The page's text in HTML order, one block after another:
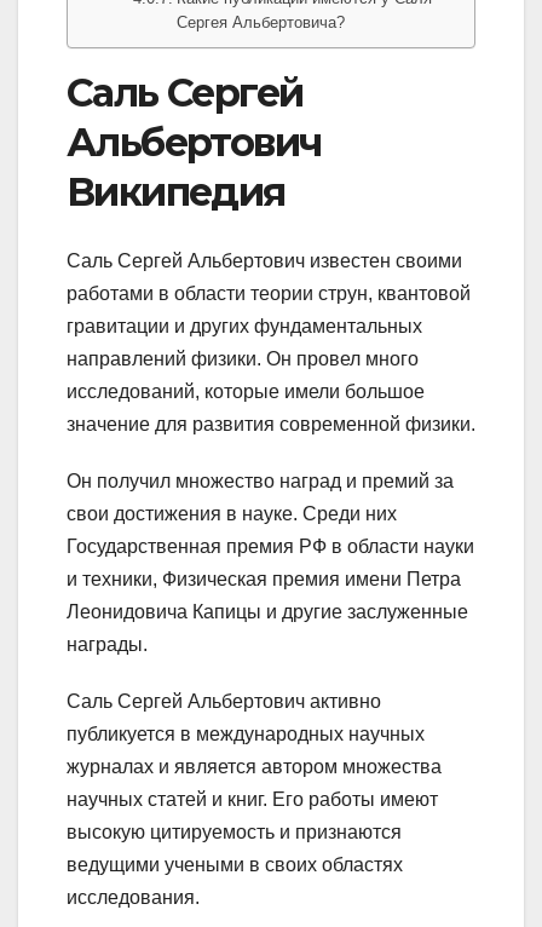
Сергея Альбертовича?
Саль Сергей
Альбертович
Википедия
Саль Сергей Альбертович известен своими
работами в области теории струн, квантовой
гравитации и других фундаментальных
направлений физики. Он провел много
исследований, которые имели большое
значение для развития современной физики.
Он получил множество наград и премий за
свои достижения в науке. Среди них
Государственная премия РФ в области науки
и техники, Физическая премия имени Петра
Леонидовича Капицы и другие заслуженные
награды.
Саль Сергей Альбертович активно
публикуется в международных научных
журналах и является автором множества
научных статей и книг. Его работы имеют
высокую цитируемость и признаются
ведущими учеными в своих областях
исследования.